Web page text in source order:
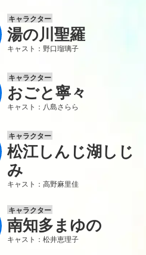
キャラクター
湯の川聖羅
キャスト：野口瑠璃子
キャラクター
おごと寧々
キャスト：八島さらら
キャラクター
松江しんじ湖しじ
み
キャスト：高野麻里佳
キャラクター
南知多まゆの
キャスト：松井恵理子